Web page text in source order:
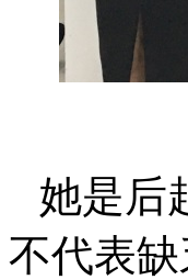
她是后
不代表